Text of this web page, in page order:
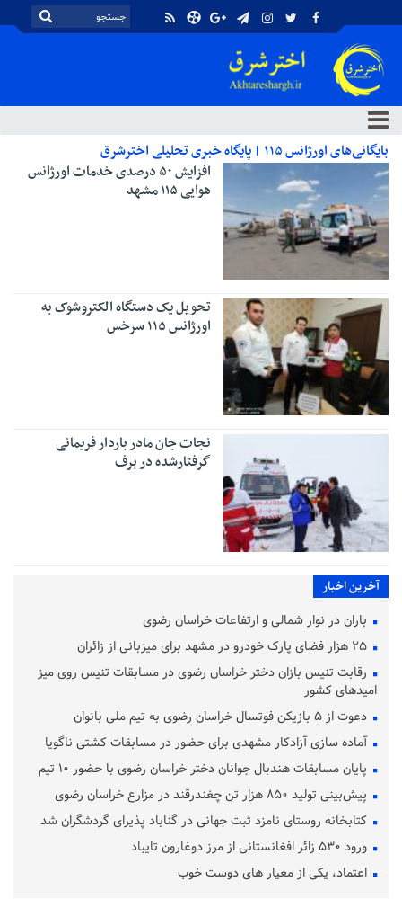
بایگانی‌های اورژانس ۱۱۵ | پایگاه خبری تحلیلی اخترشرق
افزایش ۵۰ درصدی خدمات اورژانس
هوایی ١١۵ مشهد
تحویل یک دستگاه الکتروشوک به
اورژانس ۱۱۵ سرخس
نجات جان مادر باردار فریمانی
گرفتارشده در برف
آخرین اخبار
باران در نوار شمالی و ارتفاعات خراسان رضوی
رقابت تنیس بازان دختر خراسان رضوی در مسابقات تنیس روی میز
امیدهای کشور
دعوت از ۵ بازیکن فوتسال خراسان رضوی به تیم ملی بانوان
آماده‌ سازی آزادکار مشهدی برای حضور در مسابقات کشتی ناگویا
پایان مسابقات هندبال جوانان دختر خراسان رضوی با حضور ۱۰ تیم
پیش‌بینی تولید ۸۵۰ هزار تن چغندرقند در مزارع خراسان رضوی
کتابخانه روستای نامزد ثبت جهانی در گناباد پذیرای گردشگران شد
ورود ۵۳۰ زائر افغانستانی از مرز دوغارون تایباد
اعتماد، یکی از معیار های دوست خوب